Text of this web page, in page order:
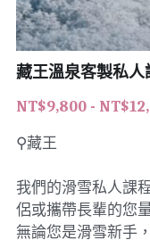
藏王溫泉客製私
NT$9,800 -
⚲藏王
我們的滑雪私人課
侶或攜帶長輩的您
無論您是滑雪新手